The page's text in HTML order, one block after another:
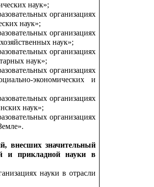
наук»;
организациях
наук»;
организациях
наук»;
организациях
наук»;
организациях
экономических и
организациях
наук»;
организациях
внесших значительный
и прикладной науки в
науки в отрасли